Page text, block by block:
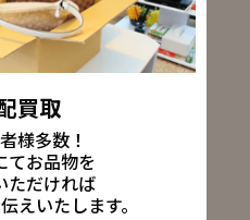
買取
様多数！
てお品物を
ただければ
えいたします。